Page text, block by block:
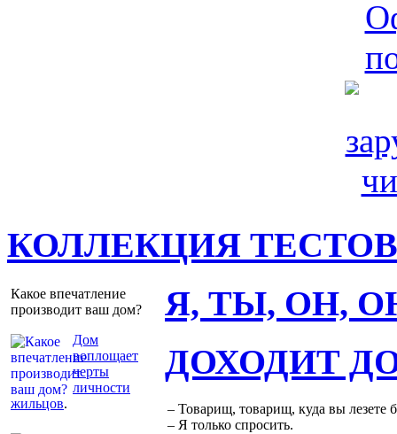
КОЛЛЕКЦИЯ ТЕСТОВ
Какое впечатление
производит ваш дом?
Дом
воплощает
черты
личности
жильцов.
Я, ТЫ, ОН,
ДОХОДИТ
– Товарищ, товарищ, куда вы лезете
– Я только спросить.